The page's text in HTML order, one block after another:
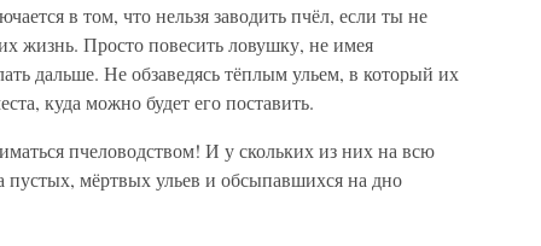
в том, что нельзя заводить пчёл, если ты не
их жизнь. Просто повесить ловушку, не имея
дальше. Не обзаведясь тёплым ульем, в который их
куда можно будет его поставить.
пчеловодством! И у скольких из них на всю
мёртвых ульев и обсыпавшихся на дно